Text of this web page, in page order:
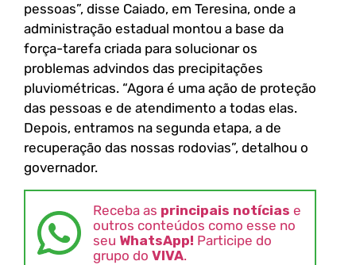
pessoas”, disse Caiado, em Teresina, onde a
administração estadual montou a base da
força-tarefa criada para solucionar os
problemas advindos das precipitações
pluviométricas. “Agora é uma ação de proteção
das pessoas e de atendimento a todas elas.
Depois, entramos na segunda etapa, a de
recuperação das nossas rodovias”, detalhou o
governador.
Receba as principais notícias e
outros conteúdos como esse no
seu WhatsApp! Participe do
grupo do VIVA.